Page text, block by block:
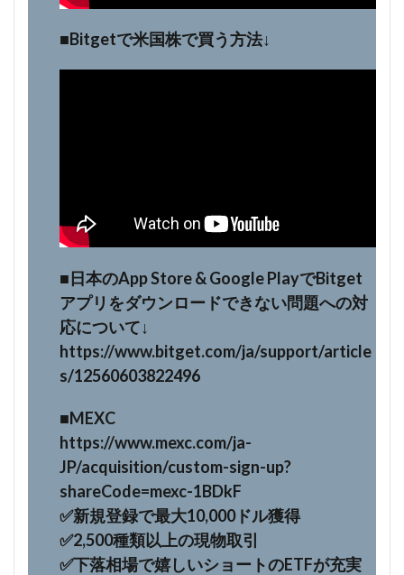
■Bitgetで米国株で買う方法↓
■日本のApp Store & Google PlayでBitget
アプリをダウンロードできない問題への対
応について↓
https://www.bitget.com/ja/support/article
s/12560603822496
■MEXC
https://www.mexc.com/ja-
JP/acquisition/custom-sign-up?
shareCode=mexc-1BDkF
✅新規登録で最大10,000ドル獲得
✅2,500種類以上の現物取引
✅下落相場で嬉しいショートのETFが充実